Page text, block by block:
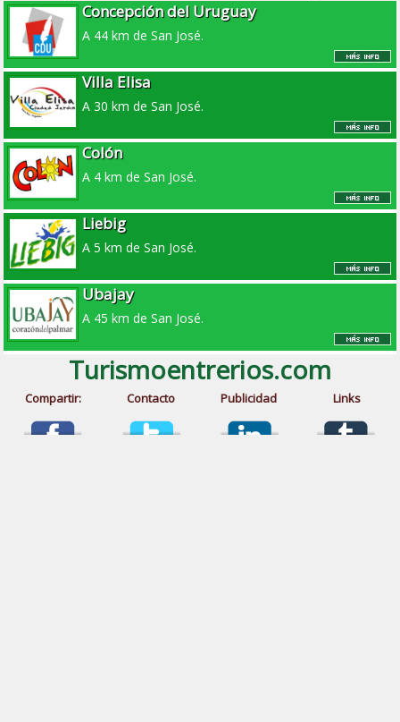
Concepción del Uruguay
A 44 km de San José.
Villa Elisa
A 30 km de San José.
Colón
A 4 km de San José.
Liebig
A 5 km de San José.
Ubajay
A 45 km de San José.
Turismoentrerios.com
Compartir: Contacto Publicidad Links